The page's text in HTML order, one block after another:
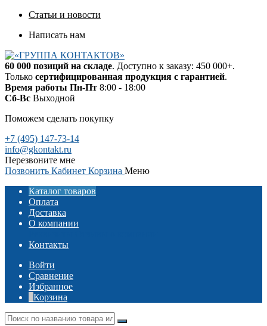
Статьи и новости
Написать нам
60 000 позиций на складе. Доступно к заказу: 450 000+.
Только сертифицированная продукция с гарантией.
Время работы Пн-Пт 8:00 - 18:00
Сб-Вс Выходной
Поможем сделать покупку
+7 (495) 147-73-14
info@gkontakt.ru
Перезвоните мне
Позвонить Кабинет Корзина Меню
Каталог товаров
Оплата
Доставка
О компании
Контакты
Войти
Сравнение
Избранное
Корзина